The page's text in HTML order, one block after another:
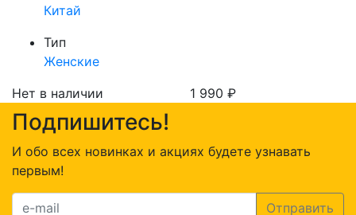
Китай
Тип
Женские
Нет в наличии
1 990 ₽
Подпишитесь!
И обо всех новинках и акциях будете узнавать
первым!